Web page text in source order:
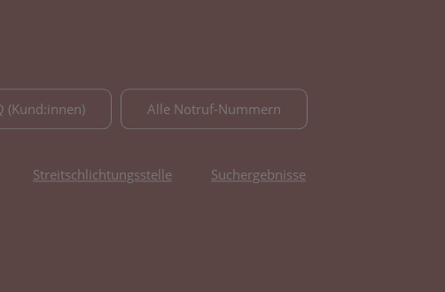
(Kund:innen) Alle Notruf-Nummern
Streitschlichtungsstelle Suchergebnisse